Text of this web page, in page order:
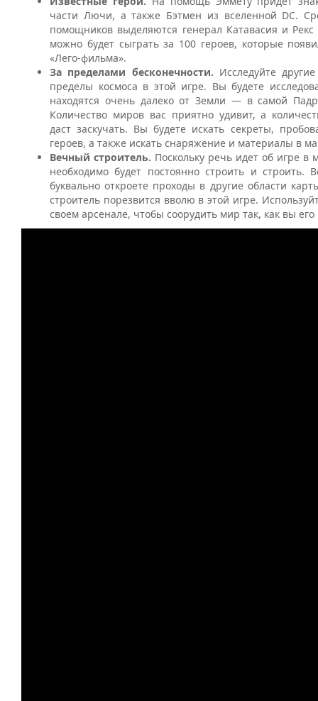
части Лючи, а также Бэтмен из вселенной DC.
помощников выделяются генерал Катавасия и Рекс
можно будет сыграть за 100 героев, которые
«Лего-фильма».
За пределами бесконечности. Исследуйте
пределы космоса в этой игре. Вы будете
находятся очень далеко от Земли — в самой
Количество миров вас приятно удивит, а
даст заскучать. Вы будете искать секреты,
героев, а также искать снаряжение и материалы в
Вечный строитель. Поскольку речь идет об игре в
необходимо будет постоянно строить и строить.
буквально откроете проходы в другие области
строитель порезвится вволю в этой игре.
своем арсенале, чтобы соорудить мир так, как вы его